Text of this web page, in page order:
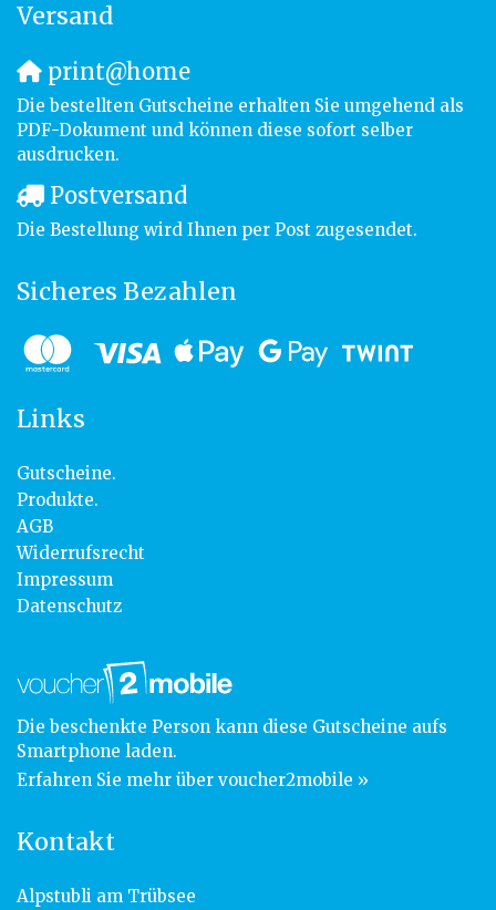
Versand
print@home
Die bestellten Gutscheine erhalten Sie umgehend als
PDF-Dokument und können diese sofort selber
ausdrucken.
Postversand
Die Bestellung wird Ihnen per Post zugesendet.
Sicheres Bezahlen
Links
Gutscheine.
Produkte.
AGB
Widerrufsrecht
Impressum
Datenschutz
Die beschenkte Person kann diese Gutscheine aufs
Smartphone laden.
Erfahren Sie mehr über voucher2mobile »
Kontakt
Alpstubli am Trübsee